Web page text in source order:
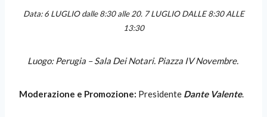
Data: 6 LUGLIO dalle 8:30 alle 20. 7 LUGLIO DALLE 8:30 ALLE
13:30
Luogo: Perugia – Sala Dei Notari. Piazza IV Novembre.
Moderazione e Promozione: Presidente Dante Valente.